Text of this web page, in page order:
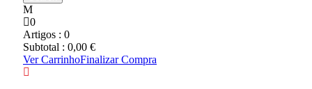
0
Artigos : 0
Subtotal : 0,00 €
Ver CarrinhoFinalizar Compra